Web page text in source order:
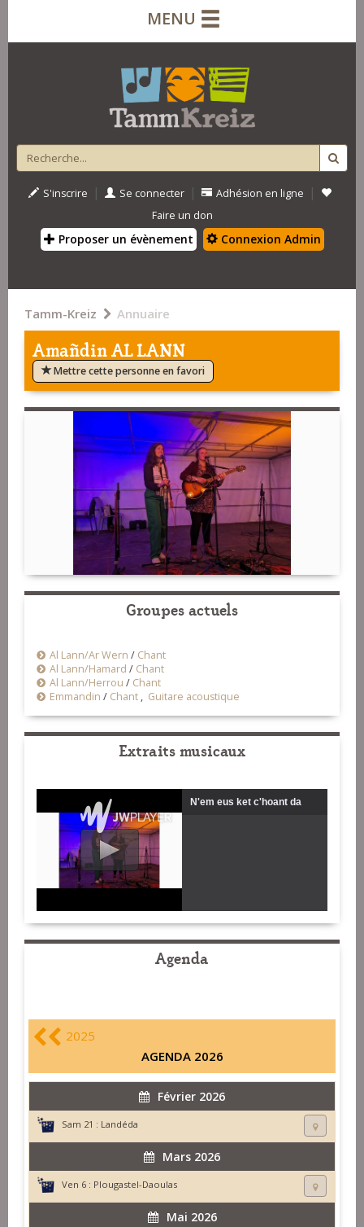
MENU
S'inscrire | Se connecter | Adhésion en ligne |
Faire un don
Proposer un évènement Connexion Admin
Tamm-Kreiz Annuaire
Amañdin AL LANN
Mettre cette personne en favori
Groupes actuels
Al Lann/Ar Wern / Chant
Al Lann/Hamard / Chant
Al Lann/Herrou / Chant
Emmandin / Chant , Guitare acoustique
Extraits musicaux
N'em eus ket c'hoant da
Agenda
2025
AGENDA 2026
Février 2026
Sam 21 : Landéda
Mars 2026
Ven 6 : Plougastel-Daoulas
Mai 2026